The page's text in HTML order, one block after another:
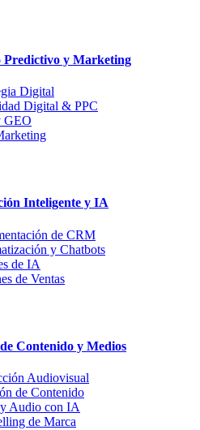
Predictivo y Marketing
Digital
Digital & PPC
GEO
Inteligente y IA
de CRM
y Chatbots
de IA
de Ventas
Contenido y Medios
Audiovisual
de Contenido
Audio con IA
de Marca